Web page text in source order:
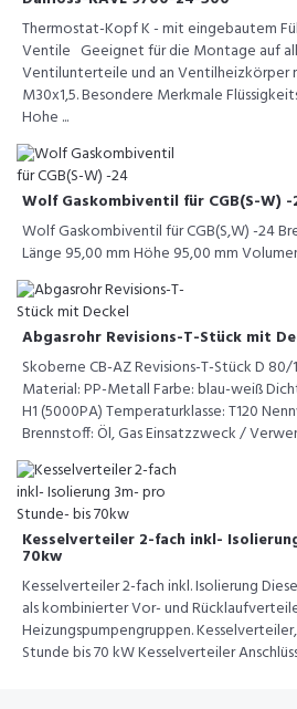
Thermostat-Kopf K - mit eingebautem
Ventile Geeignet für die Montage auf
Ventilunterteile und an
M30x1,5. Besondere Merkmale
Hohe ...
Wolf Gaskombiventil für CGB(S-W) -
Wolf Gaskombiventil für CGB(S,W) -24
Länge 95,00 mm Höhe 95,00 mm
Abgasrohr Revisions-T-Stück mit
Skoberne CB-AZ Revisions-T-Stück D
Material: PP-Metall Farbe: blau-weiß
H1 (5000PA) Temperaturklasse: T120
Brennstoff: Öl, Gas Einsatzzweck /
Kesselverteiler 2-fach inkl-
70kw
Kesselverteiler 2-fach inkl. Isolierung
als kombinierter Vor- und
Heizungspumpengruppen.
Stunde bis 70 kW Kesselverteiler